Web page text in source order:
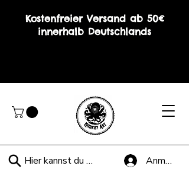
Kostenfreier Versand ab 50€
innerhalb Deutschlands
Hier kannst du suchen! Anmelden